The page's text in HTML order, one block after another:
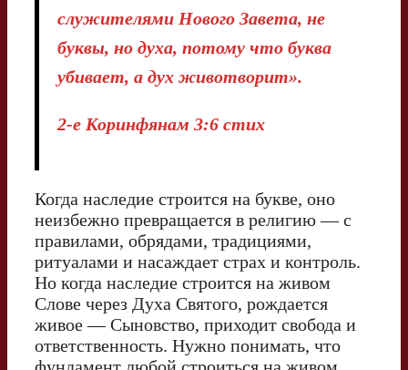
служителями Нового Завета, не
буквы, но духа, потому что буква
убивает, а дух животворит».
2-е Коринфянам 3:6 стих
Когда наследие строится на букве, оно
неизбежно превращается в религию — с
правилами, обрядами, традициями,
ритуалами и насаждает страх и контроль.
Но когда наследие строится на живом
Слове через Духа Святого, рождается
живое — Сыновство, приходит свобода и
ответственность. Нужно понимать, что